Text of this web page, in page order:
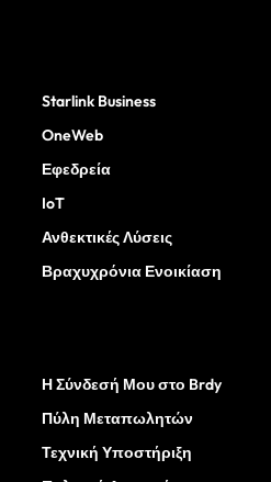
Starlink Business
OneWeb
Εφεδρεία
IoT
Ανθεκτικές Λύσεις
Βραχυχρόνια Ενοικίαση
Η Σύνδεσή Μου στο Brdy
Πύλη Μεταπωλητών
Τεχνική Υποστήριξη